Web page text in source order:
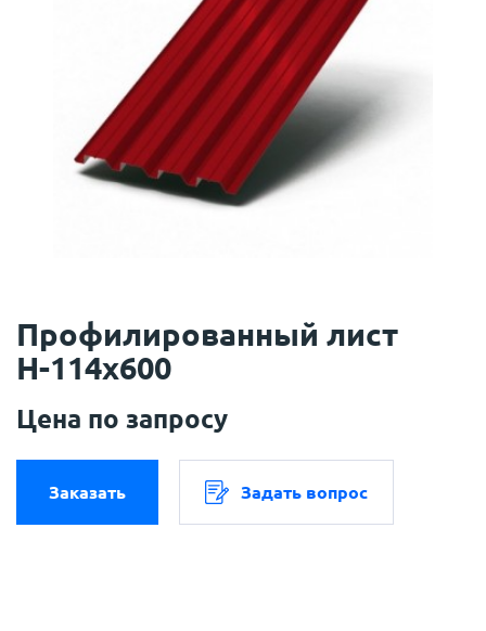
Профилированный лист
Н-114х600
Цена по запросу
Заказать Задать вопрос